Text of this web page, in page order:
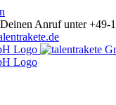
Anruf unter +49-